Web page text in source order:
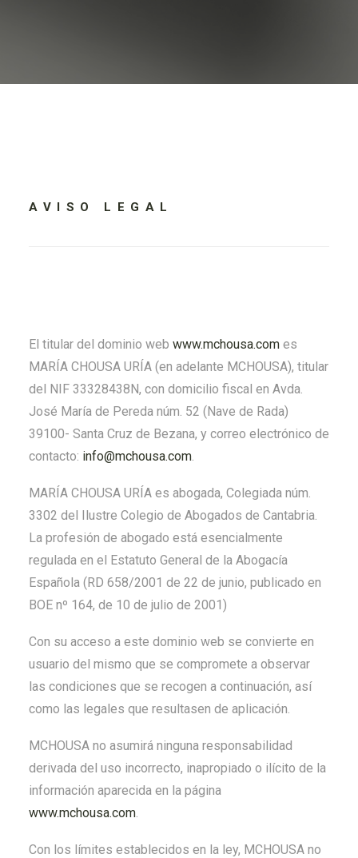
AVISO LEGAL
El titular del dominio web www.mchousa.com es
MARÍA CHOUSA URÍA (en adelante MCHOUSA), titular
del NIF 33328438N, con domicilio fiscal en Avda.
José María de Pereda núm. 52 (Nave de Rada)
39100- Santa Cruz de Bezana, y correo electrónico de
contacto: info@mchousa.com.
MARÍA CHOUSA URÍA es abogada, Colegiada núm.
3302 del Ilustre Colegio de Abogados de Cantabria.
La profesión de abogado está esencialmente
regulada en el Estatuto General de la Abogacía
Española (RD 658/2001 de 22 de junio, publicado en
BOE nº 164, de 10 de julio de 2001)
Con su acceso a este dominio web se convierte en
usuario del mismo que se compromete a observar
las condiciones que se recogen a continuación, así
como las legales que resultasen de aplicación.
MCHOUSA no asumirá ninguna responsabilidad
derivada del uso incorrecto, inapropiado o ilícito de la
información aparecida en la página
www.mchousa.com.
Con los límites establecidos en la ley, MCHOUSA no